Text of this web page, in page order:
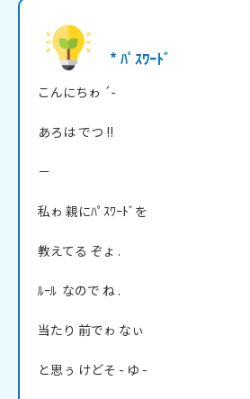
* ﾊﾟｽﾜｰﾄﾞ
こんにちゎ ´-
あろは でつ !!
－
私ゎ 親にﾊﾟｽﾜｰﾄﾞを
教えてる ぞょ .
ﾙｰﾙ  なので ね .
当たり 前でゎ なぃ
と思ぅ けどそ - ゆ -